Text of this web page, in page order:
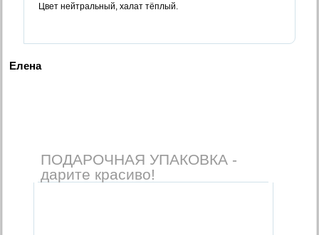
Цвет нейтральный, халат тёплый.
Елена
ПОДАРОЧНАЯ УПАКОВКА -
дарите красиво!